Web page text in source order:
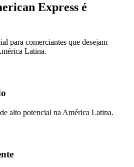
Express é
para comerciantes que desejam
Latina.
alto potencial na América Latina.